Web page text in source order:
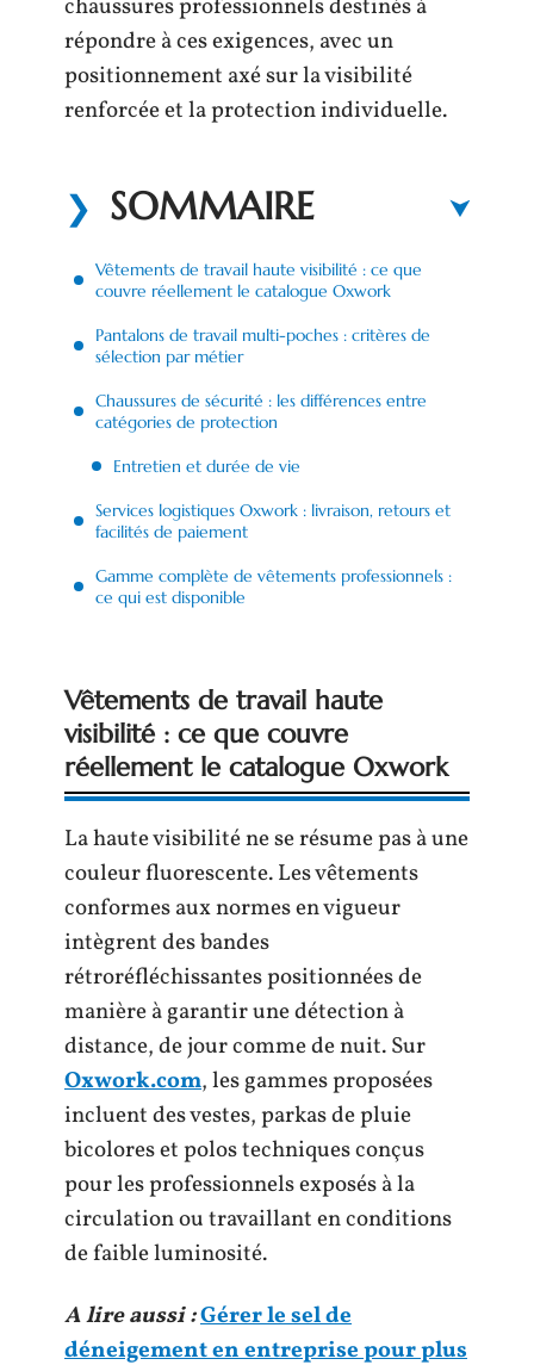
chaussures professionnels destinés à
répondre à ces exigences, avec un
positionnement axé sur la visibilité
renforcée et la protection individuelle.
SOMMAIRE
Vêtements de travail haute visibilité : ce que
couvre réellement le catalogue Oxwork
Pantalons de travail multi-poches : critères de
sélection par métier
Chaussures de sécurité : les différences entre
catégories de protection
Entretien et durée de vie
Services logistiques Oxwork : livraison, retours et
facilités de paiement
Gamme complète de vêtements professionnels :
ce qui est disponible
Vêtements de travail haute
visibilité : ce que couvre
réellement le catalogue Oxwork
La haute visibilité ne se résume pas à une
couleur fluorescente. Les vêtements
conformes aux normes en vigueur
intègrent des bandes
rétroréfléchissantes positionnées de
manière à garantir une détection à
distance, de jour comme de nuit. Sur
Oxwork.com, les gammes proposées
incluent des vestes, parkas de pluie
bicolores et polos techniques conçus
pour les professionnels exposés à la
circulation ou travaillant en conditions
de faible luminosité.
A lire aussi :Gérer le sel de
déneigement en entreprise pour plus